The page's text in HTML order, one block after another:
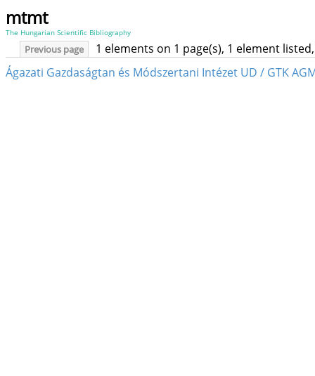
mtmt
The Hungarian Scientific Bibliography
Previous page
1 elements on 1 page(s), 1 element
Ágazati Gazdaságtan és Módszertani Intézet UD / GTK